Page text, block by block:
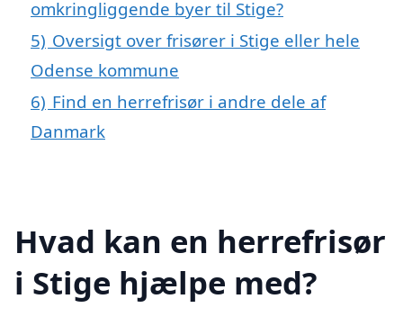
omkringliggende byer til Stige?
5) Oversigt over frisører i Stige eller hele
Odense kommune
6) Find en herrefrisør i andre dele af
Danmark
Hvad kan en herrefrisør
i Stige hjælpe med?